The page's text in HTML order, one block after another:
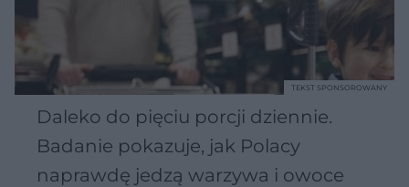
Daleko do pięciu porcji dziennie.
Badanie pokazuje, jak Polacy
naprawdę jedzą warzywa i owoce
TEKST SPONSOROWANY